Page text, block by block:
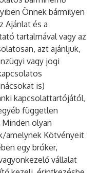
Önnek bármilyen
Ajánlat és a
tartalmával vagy az
azt ajánljuk,
vagy jogi
is)
kapcsolattartójától,
független
olyan
amelynek Kötvényeit
egy bróker,
vállalat